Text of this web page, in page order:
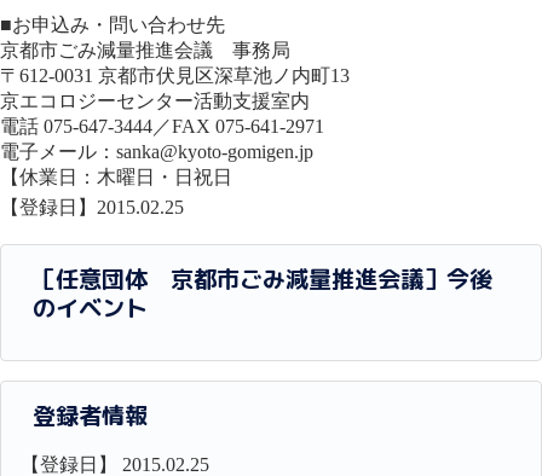
■お申込み・問い合わせ先
京都市ごみ減量推進会議 事務局
〒612-0031 京都市伏見区深草池ノ内町13
京エコロジーセンター活動支援室内
電話 075-647-3444／FAX 075-641-2971
電子メール：sanka@kyoto-gomigen.jp
【休業日：木曜日・日祝日
【登録日】2015.02.25
［任意団体 京都市ごみ減量推進会議］今後
のイベント
登録者情報
【登録日】 2015.02.25